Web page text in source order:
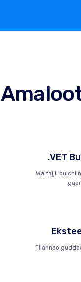
.VET
Waltajjii
Filannoo